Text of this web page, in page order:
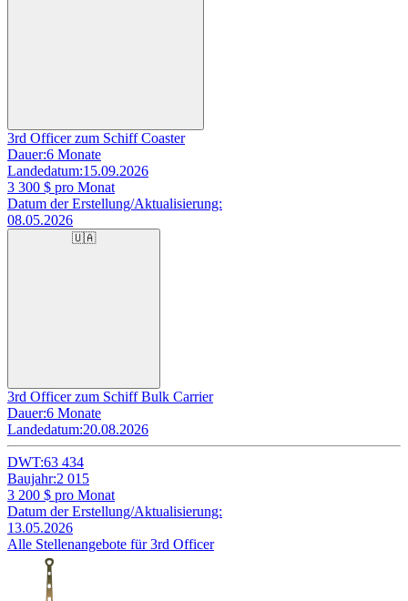
3rd Officer zum Schiff Coaster
Dauer:6 Monate
Landedatum:15.09.2026
3 300 $ pro Monat
Datum der Erstellung/Aktualisierung:
08.05.2026
🇺🇦
3rd Officer zum Schiff Bulk Carrier
Dauer:6 Monate
Landedatum:20.08.2026
DWT:63 434
Baujahr:2 015
3 200 $ pro Monat
Datum der Erstellung/Aktualisierung:
13.05.2026
Alle Stellenangebote für 3rd Officer